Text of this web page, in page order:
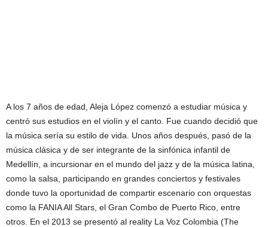
A los 7 años de edad, Aleja López comenzó a estudiar música y
centró sus estudios en el violín y el canto. Fue cuando decidió que
la música sería su estilo de vida. Unos años después, pasó de la
música clásica y de ser integrante de la sinfónica infantil de
Medellín, a incursionar en el mundo del jazz y de la música latina,
como la salsa, participando en grandes conciertos y festivales
donde tuvo la oportunidad de compartir escenario con orquestas
como la FANIA All Stars, el Gran Combo de Puerto Rico, entre
otros. En el 2013 se presentó al reality La Voz Colombia (The